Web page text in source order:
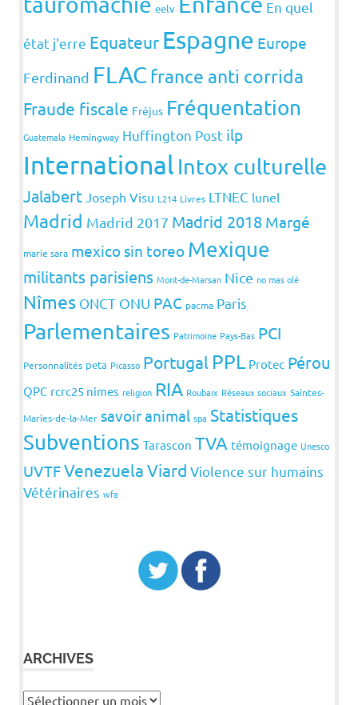
eelv En quel
état j'erre Equateur Espagne Europe
Ferdinand FLAC france anti corrida
Fraude fiscale Fréjus Fréquentation
Guatemala Hemingway Huffington Post ilp
International Intox culturelle
Jalabert Joseph Visu L214 Livres LTNEC lunel
Madrid Madrid 2017 Madrid 2018 Margé
marie sara mexico sin toreo Mexique
militants parisiens Mont-de-Marsan Nice no mas olé
Nîmes ONCT ONU PAC pacma Paris
Parlementaires Patrimoine Pays-Bas PCI
Personnalités peta Picasso Portugal PPL Protec Pérou
QPC rcrc25 nimes religion RIA Roubaix Réseaux sociaux Saintes-
Maries-de-la-Mer savoir animal spa Statistiques
Subventions Tarascon TVA témoignage Unesco
UVTFVenezuelaViard Violence sur humains
Vétérinaires wfa
ARCHIVES
Archives